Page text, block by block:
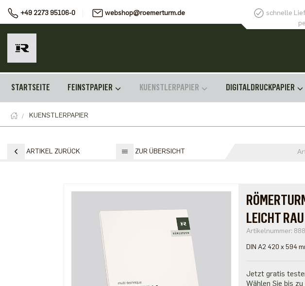
+49 2273 95106-0 webshop@roemerturm.de schnelle
STARTSEITE FEINSTPAPIER KUENSTLERPAPIER DIGITALDRUCKPAPIER
KUENSTLERPAPIER
ARTIKEL ZURÜCK ZUR ÜBERSICHT
LEICHT
Artikelnummer:
DIN A2 420 x 594
Jetzt gratis
Wählen Sie bis